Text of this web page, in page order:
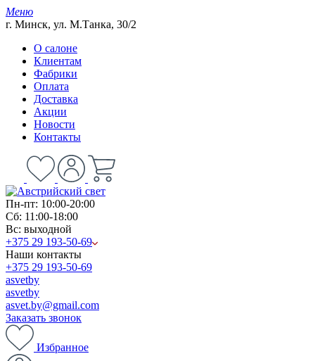
Меню
г. Минск, ул. М.Танка, 30/2
О салоне
Клиентам
Фабрики
Оплата
Доставка
Акции
Новости
Контакты
Пн-пт: 10:00-20:00
Сб: 11:00-18:00
Вс: выходной
+375 29 193-50-69
Наши контакты
+375 29 193-50-69
asvetby
asvetby
asvet.by@gmail.com
Заказать звонок
Избранное